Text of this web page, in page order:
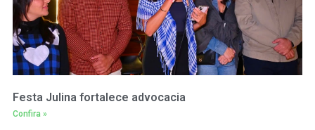
Festa Julina fortalece advocacia
Confira »